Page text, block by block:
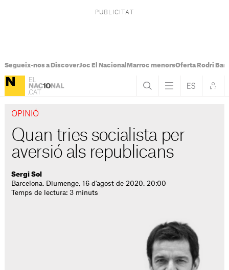
Segueix-nos a DiscoverJoc El Nacional Marroc menorsOferta Rodri
OPINIÓ
Quan tries socialista per
aversió als republicans
Sergi Sol
Barcelona. Diumenge, 16 d'agost de 2020. 20:00
Temps de lectura: 3 minuts